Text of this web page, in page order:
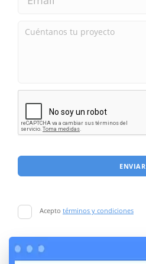
ENVIAR
Acepto términos y condiciones